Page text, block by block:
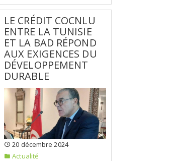
LE CRÉDIT COCNLU
ENTRE LA TUNISIE
ET LA BAD RÉPOND
AUX EXIGENCES DU
DÉVELOPPEMENT
DURABLE
20 décembre 2024
Actualité